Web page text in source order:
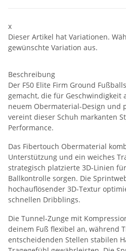
x
Dieser Artikel hat Variationen.
gewünschte Variation aus.
Beschreibung
Der F50 Elite Firm Ground
gemacht, die für Geschwindigkeit
neuem Obermaterial-Design und
vereint dieser Schuh markanten
Performance.
Das Fibertouch Obermaterial
Unterstützung und ein weiches
strategisch platzierte 3D-Linien
Ballkontrolle sorgen. Die
hochauflösender 3D-Textur
schnellen Dribblings.
Die Tunnel-Zunge mit
deinem Fuß flexibel an, während
entscheidenden Stellen stabilen